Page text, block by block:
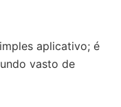
aplicativo; é
vasto de